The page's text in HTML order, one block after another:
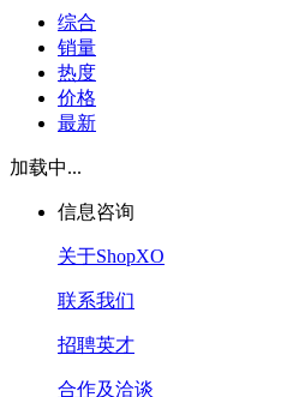
综合
销量
热度
价格
最新
加载中...
信息咨询
关于ShopXO
联系我们
招聘英才
合作及洽谈